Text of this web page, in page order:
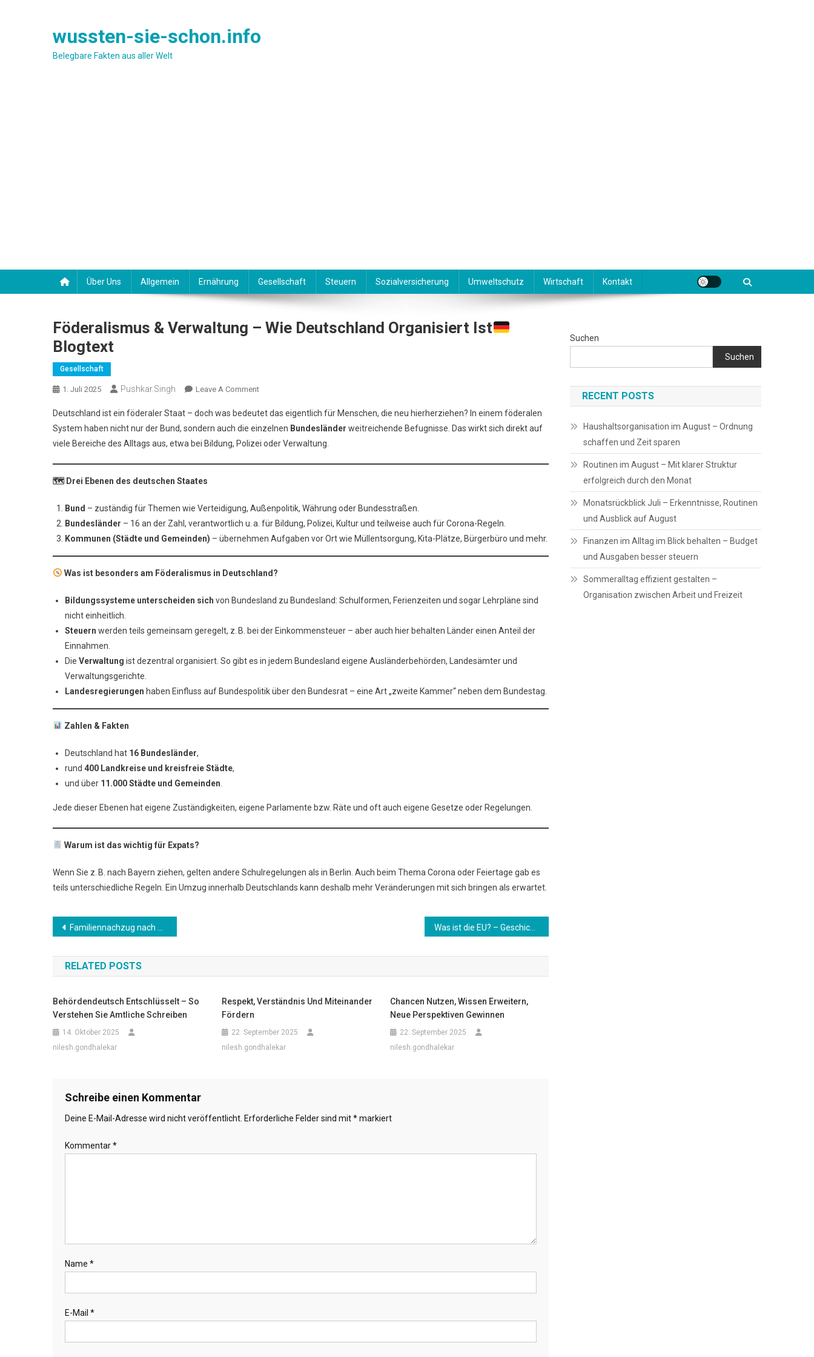
wussten-sie-schon.info
Belegbare Fakten aus aller Welt
Über Uns Allgemein Ernährung Gesellschaft Steuern Sozialversicherung Umweltschutz Wirtschaft Kontakt
Föderalismus & Verwaltung – Wie Deutschland Organisiert Ist
Blogtext
Gesellschaft
1. Juli 2025 Pushkar.singh Leave A CommentOn
&
Verwaltung
–
Blogtext
Deutschland ist ein föderaler Staat – doch was bedeutet das eigentlich für Menschen, die neu hierherziehen? In einem föderalen
System haben nicht nur der Bund, sondern auch die einzelnen Bundesländer weitreichende Befugnisse. Das wirkt sich direkt auf
viele Bereiche des Alltags aus, etwa bei Bildung, Polizei oder Verwaltung.
🗺 Drei Ebenen des deutschen Staates
Bund – zuständig für Themen wie Verteidigung, Außenpolitik, Währung oder Bundesstraßen.
Bundesländer – 16 an der Zahl, verantwortlich u. a. für Bildung, Polizei, Kultur und teilweise auch für Corona-Regeln.
Kommunen (Städte und Gemeinden) – übernehmen Aufgaben vor Ort wie Müllentsorgung, Kita-Plätze, Bürgerbüro und mehr.
Was ist besonders am Föderalismus in Deutschland?
Bildungssysteme unterscheiden sich von Bundesland zu Bundesland: Schulformen, Ferienzeiten und sogar Lehrpläne sind
nicht einheitlich.
Steuern werden teils gemeinsam geregelt, z. B. bei der Einkommensteuer – aber auch hier behalten Länder einen Anteil der
Einnahmen.
Die Verwaltung ist dezentral organisiert. So gibt es in jedem Bundesland eigene Ausländerbehörden, Landesämter und
Verwaltungsgerichte.
Landesregierungen haben Einfluss auf Bundespolitik über den Bundesrat – eine Art „zweite Kammer“ neben dem Bundestag.
Zahlen & Fakten
Deutschland hat 16 Bundesländer,
rund 400 Landkreise und kreisfreie Städte,
und über 11.000 Städte und Gemeinden
Jede dieser Ebenen hat eigene Zuständigkeiten, eigene Parlamente bzw. Räte und oft auch eigene Gesetze oder Regelungen.
Warum ist das wichtig für Expats?
Wenn Sie z. B. nach Bayern ziehen, gelten andere Schulregelungen als in Berlin. Auch beim Thema Corona oder Feiertage gab es
teils unterschiedliche Regeln. Ein Umzug innerhalb Deutschlands kann deshalb mehr Veränderungen mit sich bringen als erwartet.
Beitrags-
Navigation
Familiennachzug nach Deutschland: Was sich 2025 geändert hat
RELATED POSTS
Behördendeutsch Entschlüsselt – So
Verstehen Sie Amtliche Schreiben
14. Oktober 2025
nilesh.gondhalekar
Respekt, Verständnis Und Miteinander
Fördern
22. September 2025
nilesh.gondhalekar
Chancen Nutzen, Wissen Erweitern,
Neue Perspektiven Gewinnen
22. September 2025
nilesh.gondhalekar
Schreibe einen Kommentar
Deine E-Mail-Adresse wird nicht veröffentlicht. Erforderliche Felder sind mit*markiert
Kommentar*
Name *
E-Mail *
Suchen
Suchen
RECENT POSTS
Haushaltsorganisation im August – Ordnung
schaffen und Zeit sparen
Routinen im August – Mit klarer Struktur
erfolgreich durch den Monat
Monatsrückblick Juli – Erkenntnisse, Routinen
und Ausblick auf August
Finanzen im Alltag im Blick behalten – Budget
und Ausgaben besser steuern
Sommeralltag effizient gestalten –
Organisation zwischen Arbeit und Freizeit